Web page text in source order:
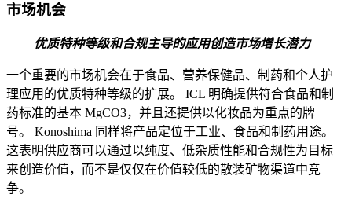
市场机会
优质特种等级和合规主导的应用创造市场增长潜力
一个重要的市场机会在于食品、营养保健品、制药和个人护
理应用的优质特种等级的扩展。 ICL 明确提供符合食品和制
药标准的基本 MgCO3，并且还提供以化妆品为重点的牌
号。 Konoshima 同样将产品定位于工业、食品和制药用途。
这表明供应商可以通过以纯度、低杂质性能和合规性为目标
来创造价值，而不是仅仅在价值较低的散装矿物渠道中竞
争。